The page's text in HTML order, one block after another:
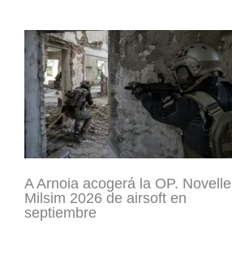
A Arnoia acogerá la OP. Novelle
Milsim 2026 de airsoft en
septiembre